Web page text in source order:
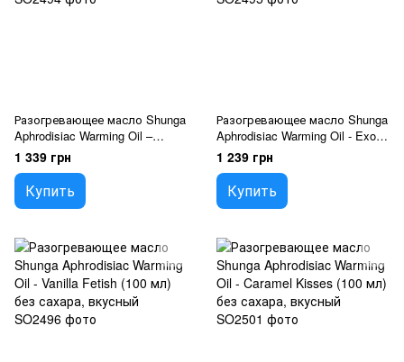
Разогревающее масло Shunga
Aphrodisiac Warming Oil –
Raspberry Feeling (100 мл) без
сахара, вкусное
1 339 грн
Купить
Разогревающее масло Shunga
Aphrodisiac Warming Oil - Exotic
Fruits (100 мл) без сахара,
вкусный
1 239 грн
Купить